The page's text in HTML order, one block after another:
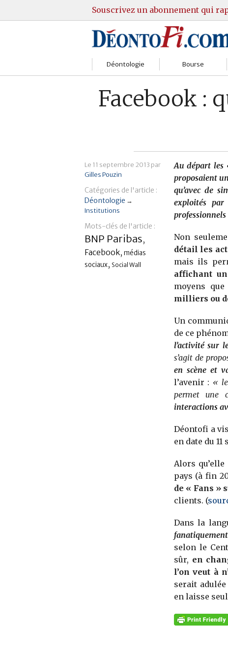
Souscrivez un abonnement qui
Déontologie
Gestion
Marchés
Relations clients
Réglementation
Bourse
Courtiers
Guide Actions
Stratégie
Marchés
Pratique et OST
Facebook :
Le 11 septembre 2013 par
Gilles Pouzin
Catégories de l'article :
Déontologie →
Institutions
Mots-clés de l'article :
BNP Paribas,
Facebook, médias
sociaux, Social Wall
Au départ les
proposaient
qu’avec de
exploités
Non
détail les
mais ils
affichant
moyens
milliers ou
Un
de ce
l’activité sur
s’agit de
en scène et
l’avenir : «
permet une
interactions
Déontofi a
en date du 11
Alors
pays (à fin
de « Fans »
clients. (
Dans la
selon le
sûr, en
l’on veut à
serait
en laisse